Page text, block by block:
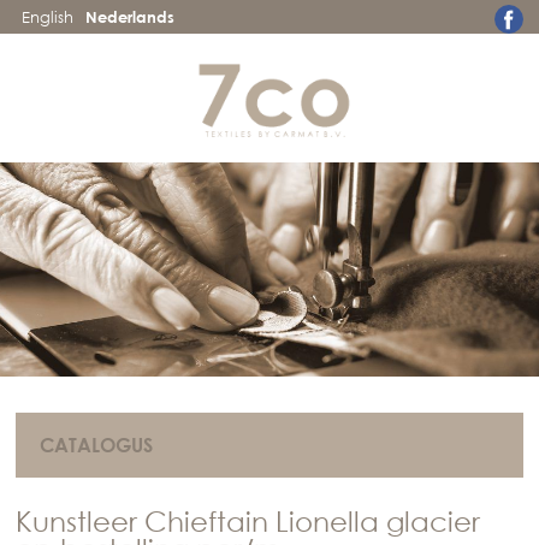
English Nederlands
CATALOGUS
Kunstleer Chieftain Lionella glacier